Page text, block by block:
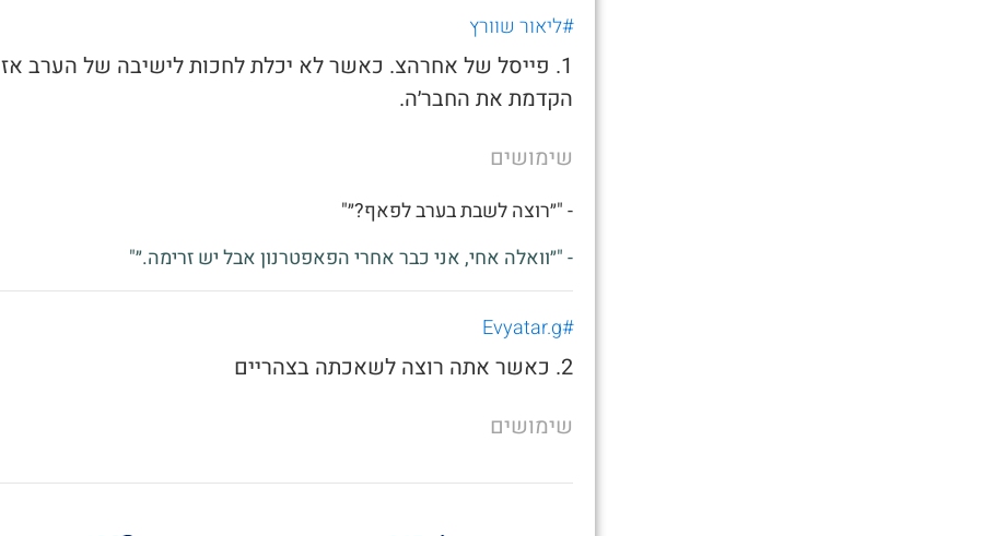
#ליאור שוורץ
1. פייסל של אחרהצ. כאשר לא יכלת לחכות לישיבה של הערב אז
הקדמת את החבר׳ה.
שימושים
- "״רוצה לשבת בערב לפאף?״"
- "״וואלה אחי, אני כבר אחרי הפאפטרנון אבל יש זרימה.״"
#Evyatar.g
2. כאשר אתה רוצה לשאכתה בצהריים
שימושים